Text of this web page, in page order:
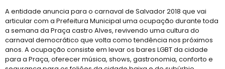
A entidade anuncia para o carnaval de Salvador 2018 que vai
articular com a Prefeitura Municipal uma ocupação durante toda
a semana da Praça castro Alves, revivendo uma cultura do
carnaval democrático que volta como tendência nos próximos
anos. A ocupação consiste em levar os bares LGBT da cidade
para a Praça, oferecer música, shows, gastronomia, conforto e